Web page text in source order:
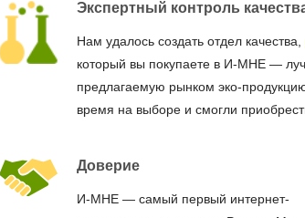
Экспертный контроль
Нам удалось создать отдел качества,
который вы покупаете в И-МНЕ —
предлагаемую рынком эко-
время на выборе и смогли
Доверие
И-МНЕ — самый первый интернет-